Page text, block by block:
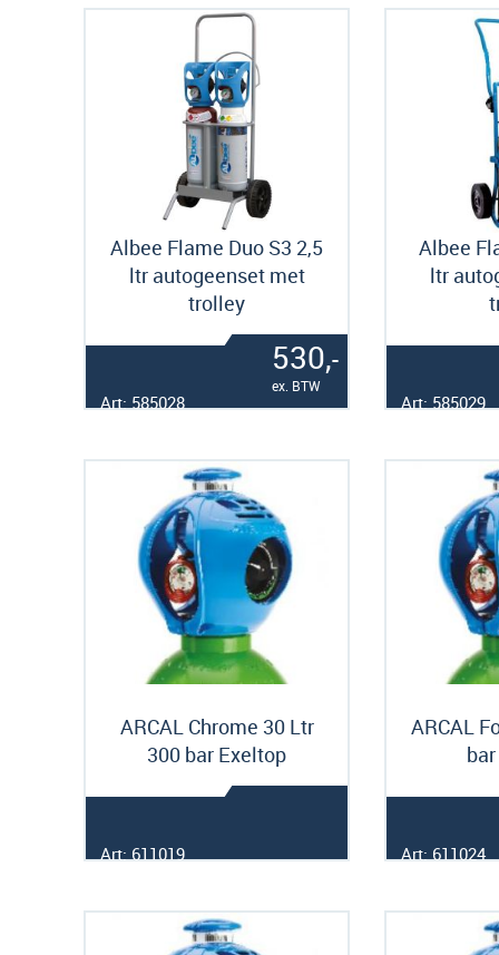
Albee Flame Duo S3 2,5
ltr autogeenset met
trolley
530,-
ex. BTW
Art: 585028
Albee
ltr
Art: 585029
ARCAL Chrome 30 Ltr
300 bar Exeltop
Art: 611019
ARCAL
Art: 611024